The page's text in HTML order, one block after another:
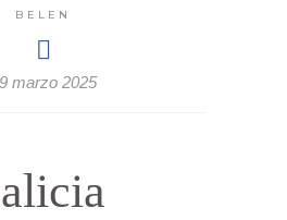
BELEN
marzo 2025